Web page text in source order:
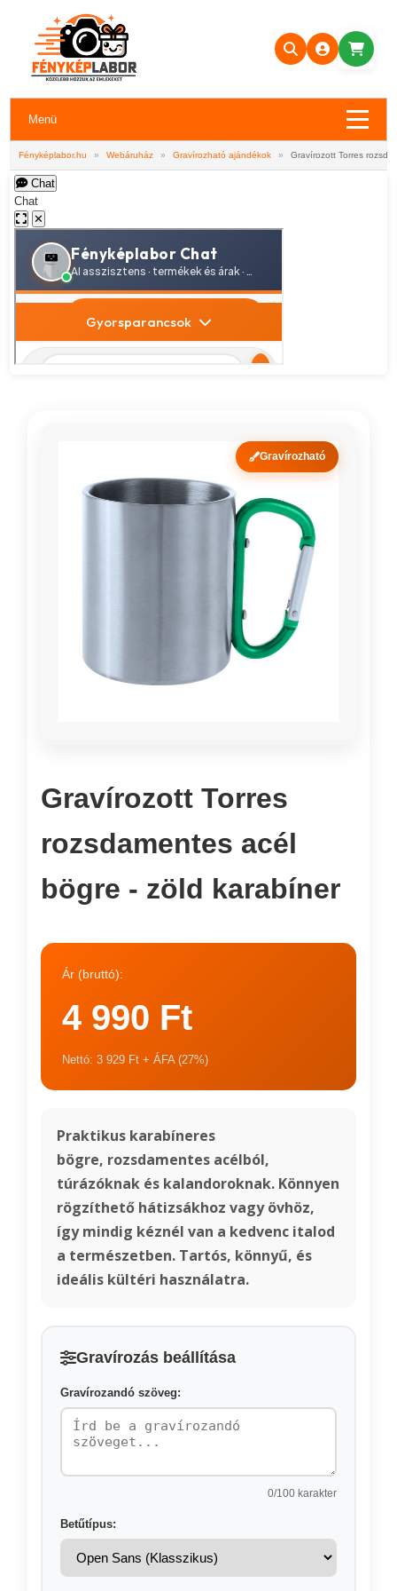
Menü
Fényképlabor.hu » Webáruház » Gravírozható ajándékok » Gravírozott Torres
Chat
Chat
✕
Gravírozható
Gravírozott Torres
rozsdamentes acél
bögre - zöld karabíner
Ár (bruttó):
4 990 Ft
Nettó: 3 929 Ft + ÁFA (27%)
Praktikus karabíneres
bögre, rozsdamentes acélból,
túrázóknak és kalandoroknak. Könnyen
rögzíthető hátizsákhoz vagy övhöz,
így mindig kéznél van a kedvenc italod
a természetben. Tartós, könnyű, és
ideális kültéri használatra.
Gravírozás beállítása
Gravírozandó szöveg:
0/100 karakter
Betűtípus: